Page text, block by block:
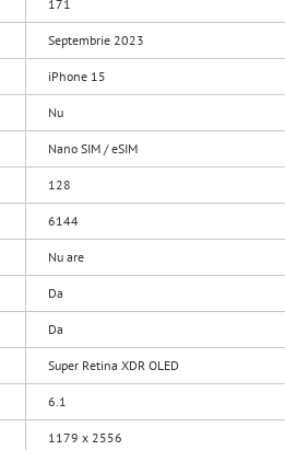
171
Septembrie 2023
iPhone 15
Nu
Nano SIM / eSIM
128
6144
Nu are
Da
Da
Super Retina XDR OLED
6.1
1179 x 2556